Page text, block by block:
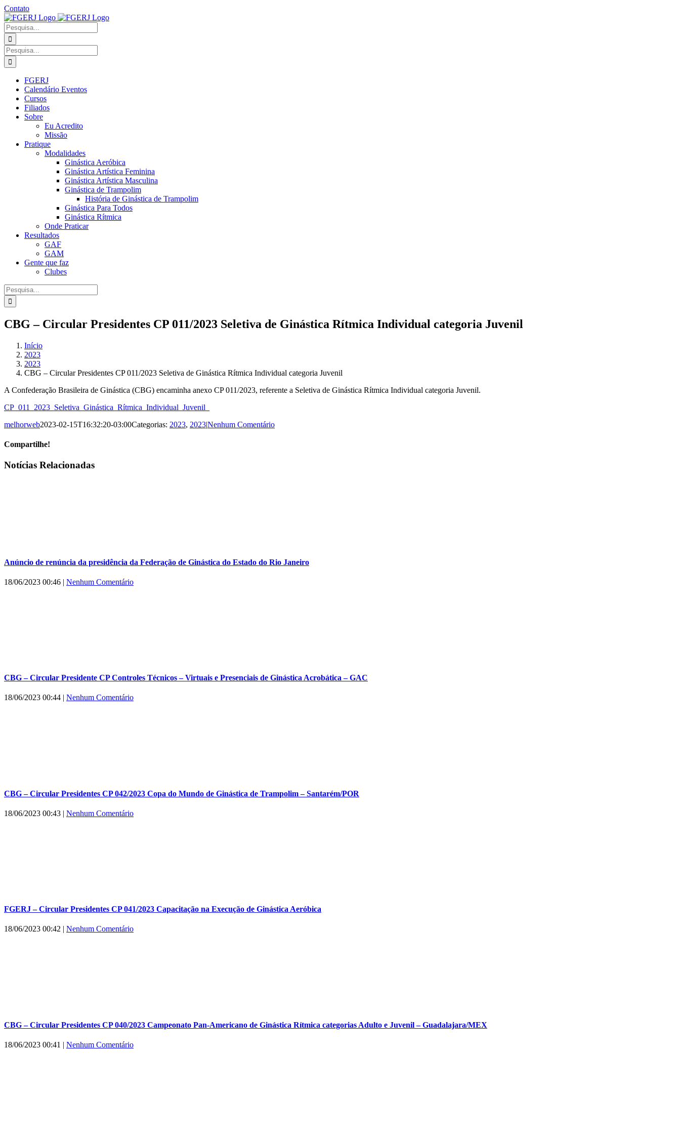
Ir
para
o
conteúdo
Contato
Facebook
Instagram
YouTube
Facebook
Grupo
Procurar
por:
Procurar
por:
FGERJ
Calendário Eventos
Cursos
Filiados
Sobre
Eu Acredito
Missão
Pratique
Modalidades
Ginástica Aeróbica
Ginástica Artística Feminina
Ginástica Artística Masculina
Ginástica de Trampolim
História de Ginástica de Trampolim
Ginástica Para Todos
Ginástica Rítmica
Onde Praticar
Resultados
GAF
GAM
Gente que faz
Clubes
Procurar
por:
CBG – Circular Presidentes CP 011/2023 Seletiva de Ginástica Rítmica Individual categoria Juvenil
Início
2023
2023
CBG – Circular Presidentes CP 011/2023 Seletiva de Ginástica Rítmica Individual categoria Juvenil
A Confederação Brasileira de Ginástica (CBG) encaminha anexo CP 011/2023, referente a Seletiva de Ginástica Rítmica Individual categoria Juvenil.
CP_011_2023_Seletiva_Ginástica_Rítmica_Individual_Juvenil_
melhorweb2023-02-15T16:32:20-03:00Categorias: 2023, 2023|Nenhum Comentário
Compartilhe!
Facebook
X
WhatsApp
E-
Notícias Relacionadas
Anúncio de renúncia da presidência da Federação de Ginástica do Estado do Rio Janeiro
18/06/2023 00:46 | Nenhum Comentário
CBG – Circular Presidente CP Controles Técnicos – Virtuais e Presenciais de Ginástica Acrobática – GAC
18/06/2023 00:44 | Nenhum Comentário
CBG – Circular Presidentes CP 042/2023 Copa do Mundo de Ginástica de Trampolim – Santarém/POR
18/06/2023 00:43 | Nenhum Comentário
FGERJ – Circular Presidentes CP 041/2023 Capacitação na Execução de Ginástica Aeróbica
18/06/2023 00:42 Nenhum Comentário
CBG – Circular Presidentes CP 040/2023 Campeonato Pan-Americano de Ginástica Rítmica categorias Adulto e Juvenil – Guadalajara/MEX
18/06/2023 00:41 | Nenhum Comentário